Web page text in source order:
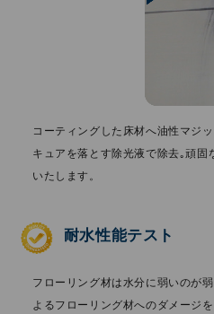
コーティングした床材へ油性マジ
キュアを落とす除光液で除去｡頑固
いたします。
耐⽔性能テスト
フローリング材は⽔分に弱いのが
よるフローリング材へのダメージ